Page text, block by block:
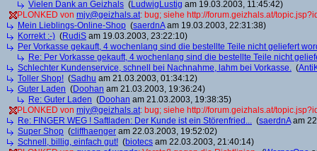
Vielen Dank an Geizhals (LudwigLustig am 19.03.2003, 11:45:42)
PLONKED von mjy@geizhals.at: bug; siehe http://forum.geizhals.at/
Mein Lieblings-Online-Shop (saerdnAam 19.03.2003, 22:31:38)
Korrekt :-) (RudiS am 19.03.2003, 23:22:10)
Per Vorkasse gekauft, 4 wochenlang sind die bestellte Teile nicht geliefert
Re: Per Vorkasse gekauft, 4 wochenlang sind die bestellte Teile nicht
Schlechter Kundenservice, schnell bei Nachnahme, lahm bei Vorkasse. (
Toller Shop! (Sadhu am 21.03.2003, 01:34:12)
Guter Laden (Doohan am 21.03.2003, 19:36:24)
Re: Guter Laden (Doohan am 21.03.2003, 19:38:35)
PLONKED von mjy@geizhals.at: bug; siehe http://forum.geizhals.at/
Re: FINGER WEG ! Saftladen: Der Kunde ist ein Störenfried... (saerdnAam
Super Shop (cliffhaenger am 22.03.2003, 19:52:02)
Schnell, billig, einfach gut! (biotecs am 22.03.2003, 21:40:14)